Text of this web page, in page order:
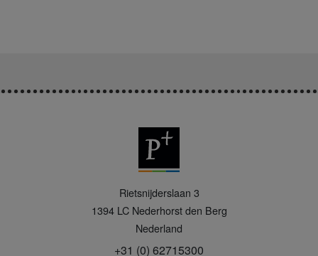
Rietsnijderslaan 3
1394 LC Nederhorst den Berg
Nederland
+31 (0) 62715300